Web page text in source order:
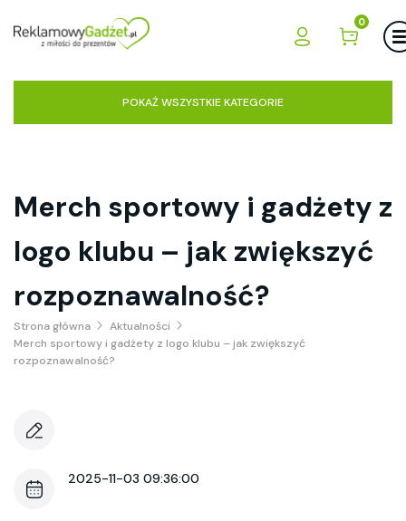
0
POKAŻ WSZYSTKIE KATEGORIE
Merch sportowy i gadżety z
logo klubu – jak zwiększyć
rozpoznawalność?
Strona główna
Aktualności
Merch sportowy i gadżety z logo klubu – jak zwiększyć
rozpoznawalność?
2025-11-03 09:36:00